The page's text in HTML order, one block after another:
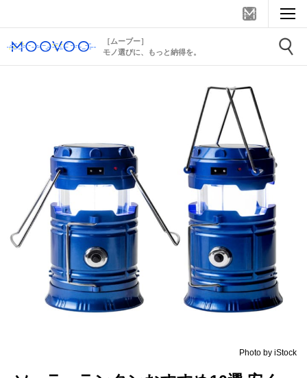
［ムーブー］
モノ選びに、もっと納得を。
Photo by iStock